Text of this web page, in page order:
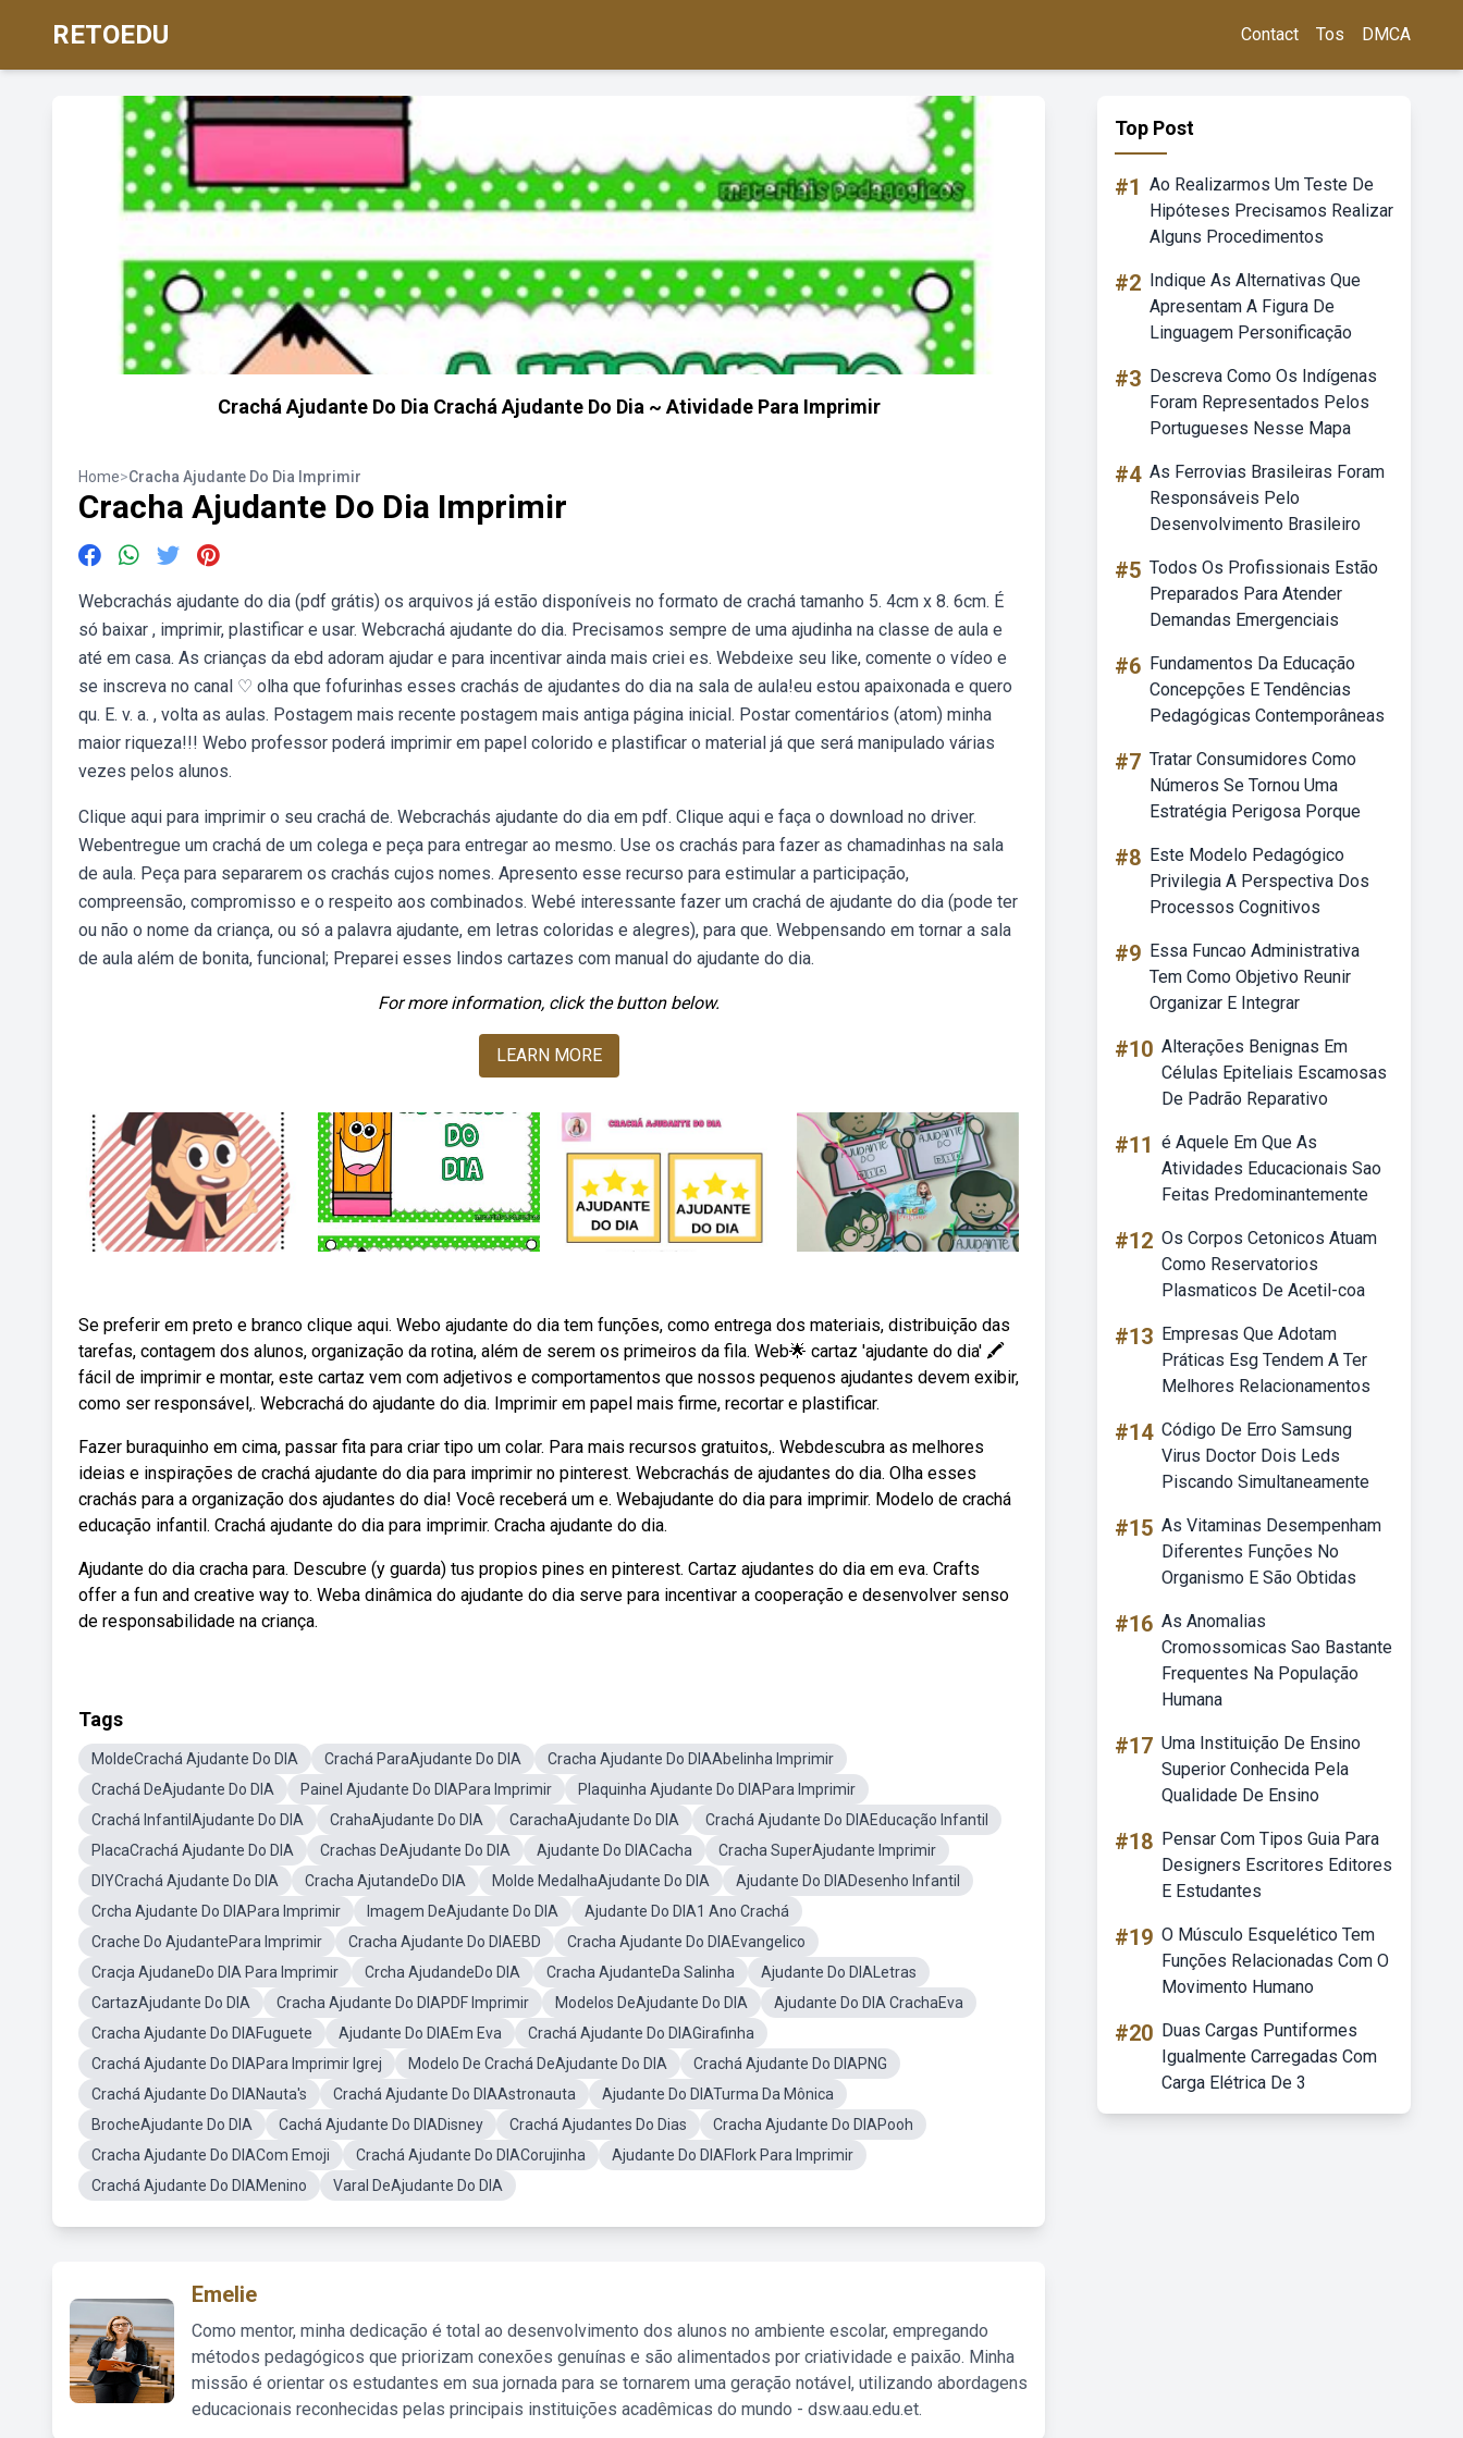
RETOEDU Contact Tos DMCA
Crachá Ajudante Do Dia Crachá Ajudante Do Dia ~ Atividade Para Imprimir
Home>Cracha Ajudante Do Dia Imprimir
Cracha Ajudante Do Dia Imprimir
Webcrachás ajudante do dia (pdf grátis) os arquivos já estão disponíveis no formato de crachá tamanho 5. 4cm x 8. 6cm. É
só baixar , imprimir, plastificar e usar. Webcrachá ajudante do dia. Precisamos sempre de uma ajudinha na classe de aula e
até em casa. As crianças da ebd adoram ajudar e para incentivar ainda mais criei es. Webdeixe seu like, comente o vídeo e
se inscreva no canal ♡ olha que fofurinhas esses crachás de ajudantes do dia na sala de aula!eu estou apaixonada e quero
qu. E. v. a. , volta as aulas. Postagem mais recente postagem mais antiga página inicial. Postar comentários (atom) minha
maior riqueza!!! Webo professor poderá imprimir em papel colorido e plastificar o material já que será manipulado várias
vezes pelos alunos.
Clique aqui para imprimir o seu crachá de. Webcrachás ajudante do dia em pdf. Clique aqui e faça o download no driver.
Webentregue um crachá de um colega e peça para entregar ao mesmo. Use os crachás para fazer as chamadinhas na sala
de aula. Peça para separarem os crachás cujos nomes. Apresento esse recurso para estimular a participação,
compreensão, compromisso e o respeito aos combinados. Webé interessante fazer um crachá de ajudante do dia (pode ter
ou não o nome da criança, ou só a palavra ajudante, em letras coloridas e alegres), para que. Webpensando em tornar a sala
de aula além de bonita, funcional; Preparei esses lindos cartazes com manual do ajudante do dia.
For more information, click the button below.
LEARN MORE
Se preferir em preto e branco clique aqui. Webo ajudante do dia tem funções, como entrega dos materiais, distribuição das
tarefas, contagem dos alunos, organização da rotina, além de serem os primeiros da fila. Web🌟 cartaz 'ajudante do dia' 🖍️
fácil de imprimir e montar, este cartaz vem com adjetivos e comportamentos que nossos pequenos ajudantes devem exibir,
como ser responsável,. Webcrachá do ajudante do dia. Imprimir em papel mais firme, recortar e plastificar.
Fazer buraquinho em cima, passar fita para criar tipo um colar. Para mais recursos gratuitos,. Webdescubra as melhores
ideias e inspirações de crachá ajudante do dia para imprimir no pinterest. Webcrachás de ajudantes do dia. Olha esses
crachás para a organização dos ajudantes do dia! Você receberá um e. Webajudante do dia para imprimir. Modelo de crachá
educação infantil. Crachá ajudante do dia para imprimir. Cracha ajudante do dia.
Ajudante do dia cracha para. Descubre (y guarda) tus propios pines en pinterest. Cartaz ajudantes do dia em eva. Crafts
offer a fun and creative way to. Weba dinâmica do ajudante do dia serve para incentivar a cooperação e desenvolver senso
de responsabilidade na criança.
Tags
MoldeCrachá Ajudante Do DIA Crachá ParaAjudante Do DIA
Cracha Ajudante Do DIAAbelinha Imprimir
Crachá DeAjudante Do DIA
Painel Ajudante Do DIAPara Imprimir
Plaquinha Ajudante Do DIAPara Imprimir
Crachá InfantilAjudante Do DIA
CrahaAjudante Do DIA CarachaAjudante Do DIA
Crachá Ajudante Do DIAEducação Infantil
PlacaCrachá Ajudante Do DIA
Crachas DeAjudante Do DIA Ajudante Do DIACacha
Cracha SuperAjudante Imprimir
DIYCrachá Ajudante Do DIA
Cracha AjutandeDo DIA Molde MedalhaAjudante Do DIA
Ajudante Do DIADesenho Infantil
Crcha Ajudante Do DIAPara Imprimir
Imagem DeAjudante Do DIA
Ajudante Do DIA1 Ano Crachá
Crache Do AjudantePara Imprimir
Cracha Ajudante Do DIAEBD
Cracha Ajudante Do DIAEvangelico
Cracja AjudaneDo DIA Para Imprimir
Crcha AjudandeDo DIA Cracha AjudanteDa Salinha
Ajudante Do DIALetras
CartazAjudante Do DIA
Cracha Ajudante Do DIAPDF Imprimir Modelos DeAjudante Do DIA
Ajudante Do DIA CrachaEva
Cracha Ajudante Do DIAFuguete
Ajudante Do DIAEm Eva
Crachá Ajudante Do DIAGirafinha
Crachá Ajudante Do DIAPara Imprimir Igrej
Modelo De Crachá DeAjudante Do DIA
Crachá Ajudante Do DIAPNG
Crachá Ajudante Do DIANauta's
Crachá Ajudante Do DIAAstronauta
Ajudante Do DIATurma Da Mônica
BrocheAjudante Do DIA
Cachá Ajudante Do DIADisney Crachá Ajudantes Do Dias
Cracha Ajudante Do DIAPooh
Cracha Ajudante Do DIACom Emoji
Crachá Ajudante Do DIACorujinha
Ajudante Do DIAFlork Para Imprimir
Crachá Ajudante Do DIAMenino
Varal DeAjudante Do DIA
Emelie
Como mentor, minha dedicação é total ao desenvolvimento dos alunos no ambiente escolar, empregando
métodos pedagógicos que priorizam conexões genuínas e são alimentados por criatividade e paixão. Minha
missão é orientar os estudantes em sua jornada para se tornarem uma geração notável, utilizando abordagens
educacionais reconhecidas pelas principais instituições acadêmicas do mundo - dsw.aau.edu.et.
Top Post
#1 Ao Realizarmos Um Teste De
Hipóteses Precisamos Realizar
Alguns Procedimentos
#2 Indique As Alternativas Que
Apresentam A Figura De
Linguagem Personificação
#3 Descreva Como Os Indígenas
Foram Representados Pelos
Portugueses Nesse Mapa
#4 As Ferrovias Brasileiras Foram
Responsáveis Pelo
Desenvolvimento Brasileiro
#5 Todos Os Profissionais Estão
Preparados Para Atender
Demandas Emergenciais
#6 Fundamentos Da Educação
Concepções E Tendências
Pedagógicas Contemporâneas
#7 Tratar Consumidores Como
Números Se Tornou Uma
Estratégia Perigosa Porque
#8 Este Modelo Pedagógico
Privilegia A Perspectiva Dos
Processos Cognitivos
#9 Essa Funcao Administrativa
Tem Como Objetivo Reunir
Organizar E Integrar
#10 Alterações Benignas Em
Células Epiteliais Escamosas
De Padrão Reparativo
#11 é Aquele Em Que As
Atividades Educacionais Sao
Feitas Predominantemente
#12 Os Corpos Cetonicos Atuam
Como Reservatorios
Plasmaticos De Acetil-coa
#13 Empresas Que Adotam
Práticas Esg Tendem A Ter
Melhores Relacionamentos
#14 Código De Erro Samsung
Virus Doctor Dois Leds
Piscando Simultaneamente
#15 As Vitaminas Desempenham
Diferentes Funções No
Organismo E São Obtidas
#16 As Anomalias
Cromossomicas Sao Bastante
Frequentes Na População
Humana
#17 Uma Instituição De Ensino
Superior Conhecida Pela
Qualidade De Ensino
#18 Pensar Com Tipos Guia Para
Designers Escritores Editores
E Estudantes
#19 O Músculo Esquelético Tem
Funções Relacionadas Com O
Movimento Humano
#20 Duas Cargas Puntiformes
Igualmente Carregadas Com
Carga Elétrica De 3